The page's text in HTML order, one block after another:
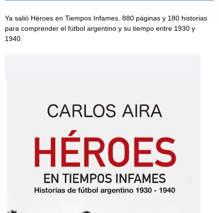
Ya salió Héroes en Tiempos Infames. 880 páginas y 180 historias
para comprender el fútbol argentino y su tiempo entre 1930 y
1940.